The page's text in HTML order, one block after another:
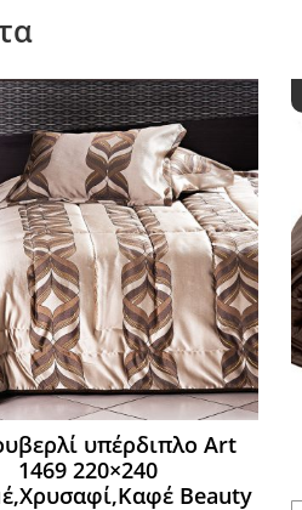
υπέρδιπλο Art
1469 220×240
Beauty